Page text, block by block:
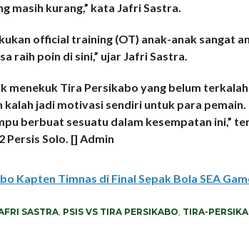
masih kurang,” kata Jafri Sastra.
official training (OT) anak-anak sangat
raih poin di sini,” ujar Jafri Sastra.
menekuk Tira Persikabo yang belum
kalah jadi motivasi sendiri untuk para
berbuat sesuatu dalam kesempatan ini,”
Persis Solo. [] Admin
Kapten Timnas di Final Sepak Bola SEA
SASTRA, PSIS VS TIRA PERSIKABO, TIRA-